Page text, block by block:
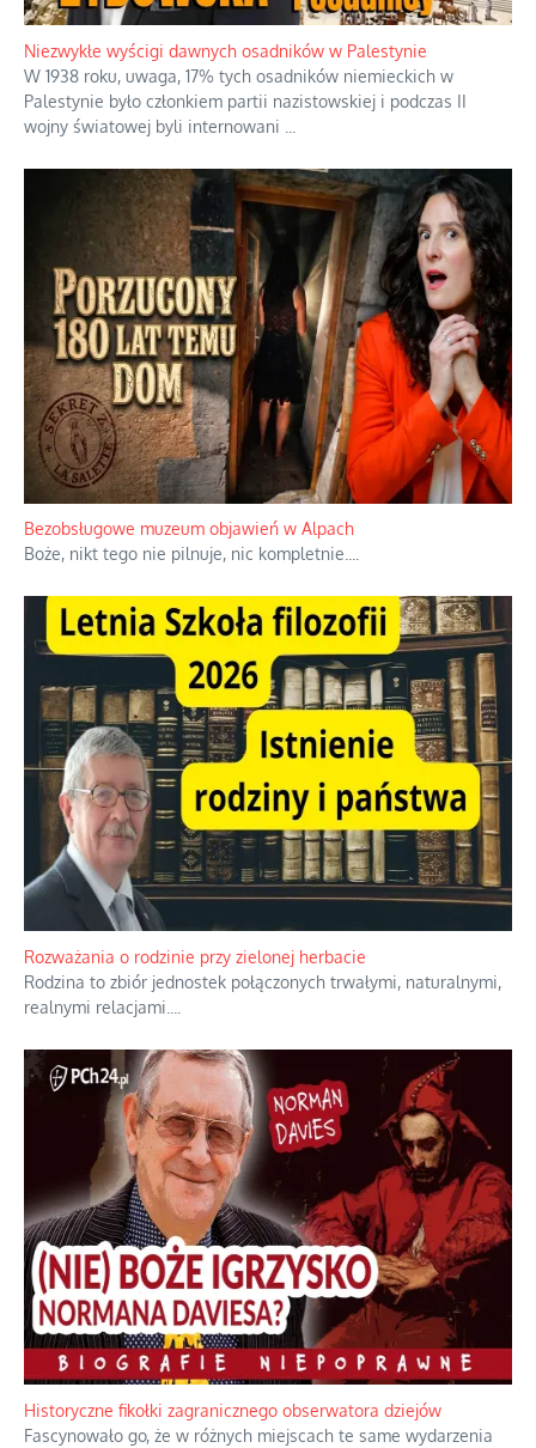
Niezwykłe wyścigi dawnych osadników w Palestynie
W 1938 roku, uwaga, 17% tych osadników niemieckich w
Palestynie było członkiem partii nazistowskiej i podczas II
wojny światowej byli internowani
Bezobsługowe muzeum objawień w Alpach
Boże, nikt tego nie pilnuje, nic kompletnie.
Rozważania o rodzinie przy zielonej herbacie
Rodzina to zbiór jednostek połączonych trwałymi, naturalnymi,
realnymi relacjami.
Historyczne fikołki zagranicznego obserwatora dziejów
Fascynowało go, że w różnych miejscach te same wydarzenia